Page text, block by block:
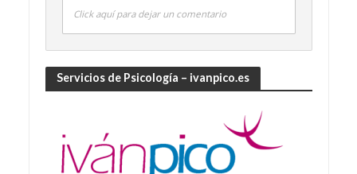
Click aquí para dejar un comentario
Servicios de Psicología – ivanpico.es